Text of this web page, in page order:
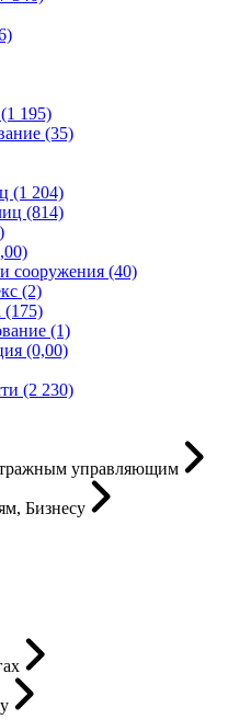
195)
(35)
(1 204)
(814)
сооружения (40)
(2)
(175)
(1)
(0,00)
(2 230)
управляющим
Бизнесу